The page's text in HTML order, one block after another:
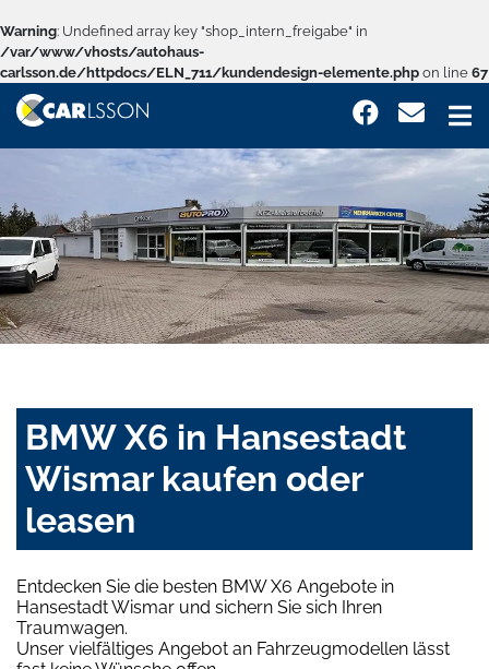
Warning: Undefined array key "shop_intern_freigabe" in
/var/www/vhosts/autohaus-
carlsson.de/httpdocs/ELN_711/kundendesign-elemente.php on line 67
BMW X6 in Hansestadt
Wismar kaufen oder
leasen
Entdecken Sie die besten BMW X6 Angebote in
Hansestadt Wismar und sichern Sie sich Ihren
Traumwagen.
Unser vielfältiges Angebot an Fahrzeugmodellen lässt